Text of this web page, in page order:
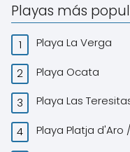
Playas más
Playa La Verga
Playa Ocata
Playa Las
Playa Platja d'Aro